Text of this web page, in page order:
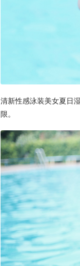
清新性感泳装美女夏日
限。